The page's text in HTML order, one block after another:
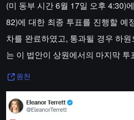
(미 동부 시간 6월 17일 오후 4:30)
82)에 대한 최종 투표를 진행할 예
차를 완료하였고, 통과될 경우 하
는 이 법안이 상원에서의 마지막 투
원천